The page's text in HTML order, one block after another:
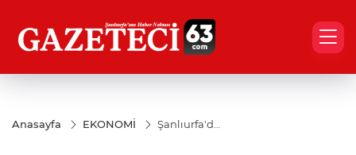
Anasayfa EKONOMİ
Şanlıurfa'da